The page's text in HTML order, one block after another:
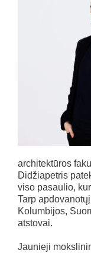
architektūros
Didžiapetris
viso pasaulio,
Tarp
Kolumbijos,
atstovai.
Jaunieji